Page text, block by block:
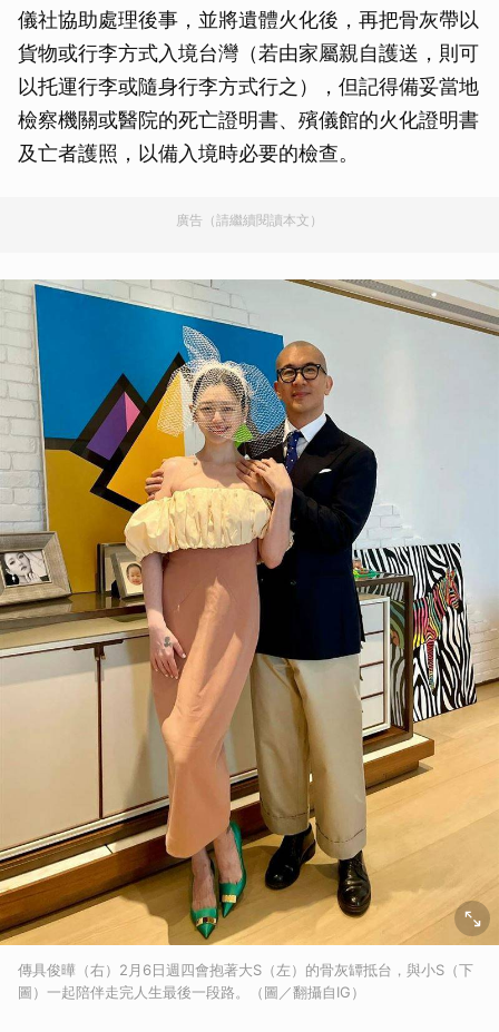
儀社協助處理後事，並將遺體火化後，再把骨灰帶以
貨物或行李方式入境台灣（若由家屬親自護送，則可
以托運行李或隨身行李方式行之），但記得備妥當地
檢察機關或醫院的死亡證明書、殯儀館的火化證明書
及亡者護照，以備入境時必要的檢查。
廣告（請繼續閱讀本文）
傳具俊曄（右）2月6日週四會抱著大S（左）的骨灰罈抵台，與小S（下
圖）一起陪伴走完人生最後一段路。（圖／翻攝自IG）